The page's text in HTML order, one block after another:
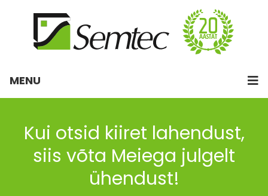
MENU
Kui otsid kiiret lahendust,
siis võta Meiega julgelt
ühendust!